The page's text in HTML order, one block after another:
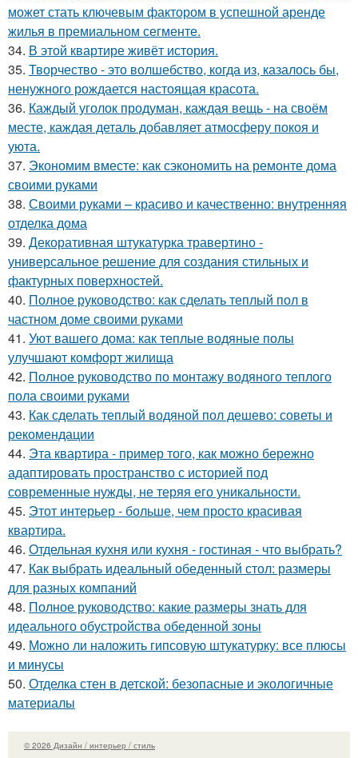
может стать ключевым фактором в успешной аренде
жилья в премиальном сегменте.
34. В этой квартире живёт история.
35. Творчество - это волшебство, когда из, казалось бы,
ненужного рождается настоящая красота.
36. Каждый уголок продуман, каждая вещь - на своём
месте, каждая деталь добавляет атмосферу покоя и
уюта.
37. Экономим вместе: как сэкономить на ремонте дома
своими руками
38. Своими руками – красиво и качественно: внутренняя
отделка дома
39. Декоративная штукатурка травертино -
универсальное решение для создания стильных и
фактурных поверхностей.
40. Полное руководство: как сделать теплый пол в
частном доме своими руками
41. Уют вашего дома: как теплые водяные полы
улучшают комфорт жилища
42. Полное руководство по монтажу водяного теплого
пола своими руками
43. Как сделать теплый водяной пол дешево: советы и
рекомендации
44. Эта квартира - пример того, как можно бережно
адаптировать пространство с историей под
современные нужды, не теряя его уникальности.
45. Этот интерьер - больше, чем просто красивая
квартира.
46. Отдельная кухня или кухня - гостиная - что выбрать?
47. Как выбрать идеальный обеденный стол: размеры
для разных компаний
48. Полное руководство: какие размеры знать для
идеального обустройства обеденной зоны
49. Можно ли наложить гипсовую штукатурку: все плюсы
и минусы
50. Отделка стен в детской: безопасные и экологичные
материалы
© 2026 Дизайн / интерьер / стиль